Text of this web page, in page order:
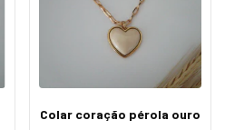
Colar coração pérola ouro